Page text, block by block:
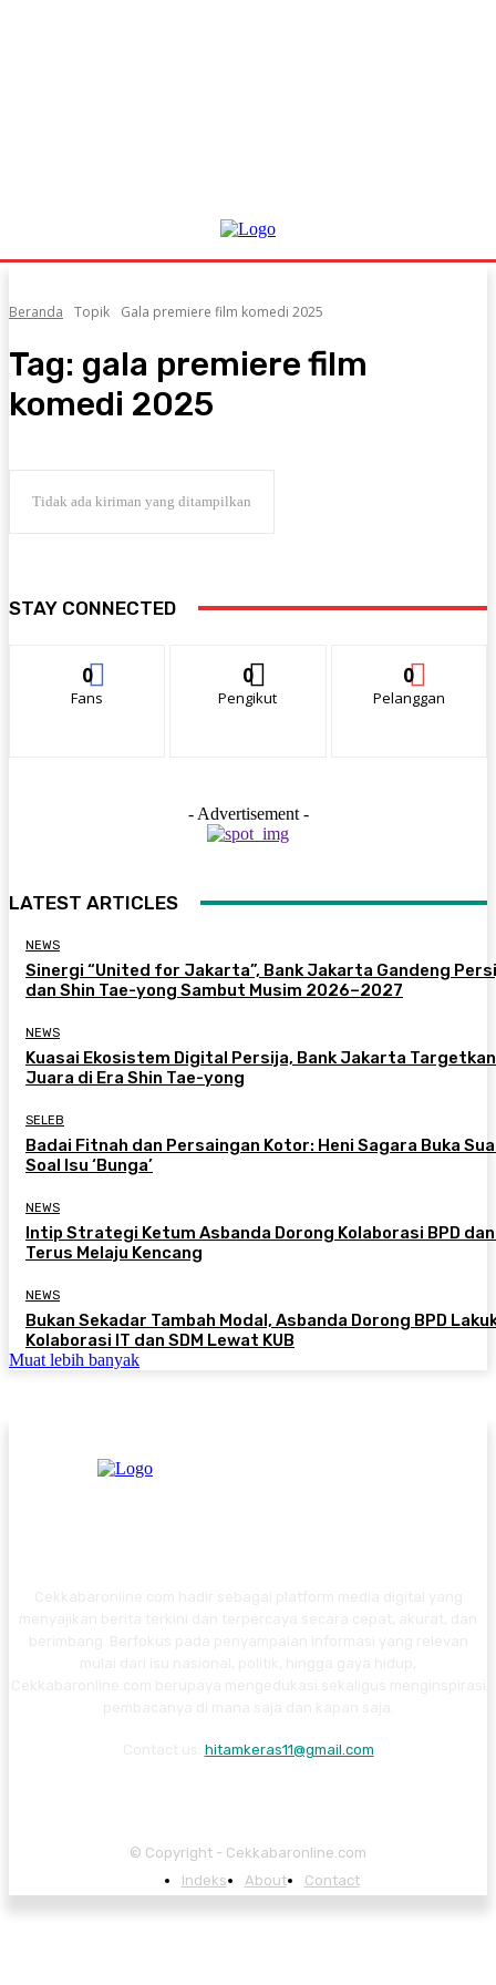
Beranda Topik Gala premiere film komedi 2025
Tag: gala premiere film
komedi 2025
Tidak ada kiriman yang ditampilkan
STAY CONNECTED
0
Fans
0
Pengikut
0
Pelanggan
- Advertisement -
LATEST ARTICLES
NEWS
Sinergi “United for Jakarta”, Bank Jakarta Gandeng
dan Shin Tae-yong Sambut Musim 2026–2027
NEWS
Kuasai Ekosistem Digital Persija, Bank Jakarta Targetkan
Juara di Era Shin Tae-yong
SELEB
Badai Fitnah dan Persaingan Kotor: Heni Sagara Buka
Soal Isu ‘Bunga’
NEWS
Intip Strategi Ketum Asbanda Dorong Kolaborasi BPD dan
Terus Melaju Kencang
NEWS
Bukan Sekadar Tambah Modal, Asbanda Dorong BPD
Kolaborasi IT dan SDM Lewat KUB
Muat lebih banyak
hitamkeras11@gmail.com
© Copyright - Cekkabaronline.com
Indeks
About Contact